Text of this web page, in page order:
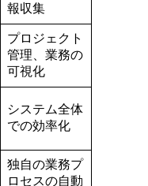
報収集
プロジェクト
管理、業務の
可視化
システム全体
での効率化
独自の業務プ
ロセスの自動